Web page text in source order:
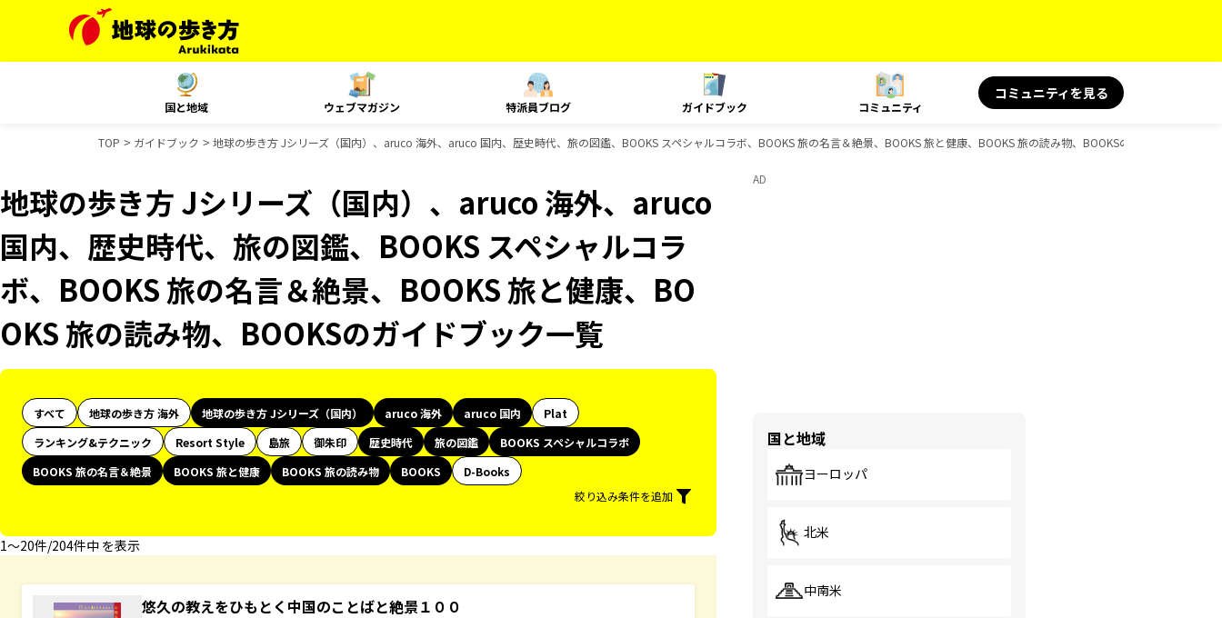
国と地域 ウェブマガジン 特派員ブログ ガイドブック コミュニティ
コミュニティを見る
TOP ガイドブック 地球の歩き方 Jシリーズ（国内）、aruco 海外、aruco 国内、歴史時代、旅の図鑑、BOOKS スペシャルコラボ、BOOKS 旅の名言＆絶景、BOOKS 旅と健康、BOOKS 旅の読み物、BOOKSのガイドブック一覧
地球の歩き方 Jシリーズ（国内）、aruco 海外、aruco
国内、歴史時代、旅の図鑑、BOOKS スペシャルコラ
ボ、BOOKS 旅の名言＆絶景、BOOKS 旅と健康、BO
OKS 旅の読み物、BOOKSのガイドブック一覧
すべて 地球の歩き方 海外 地球の歩き方 Jシリーズ（国内） aruco 海外 aruco 国内
Plat
ランキング&テクニック
Resort Style 島旅 御朱印 歴史時代 旅の図鑑
BOOKS スペシャルコラボ
BOOKS 旅の名言＆絶景
BOOKS 旅と健康 BOOKS 旅の読み物 BOOKS
D-Books
絞り込み条件を追加
1〜20件/204件中 を表示
悠久の教えをひもとく中国のことばと絶景１００
AD
国と地域
ヨーロッパ
北米
中南米